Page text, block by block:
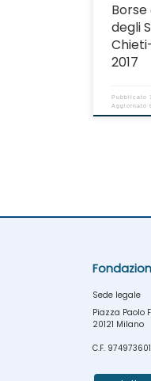
Borse
degli
2017
Pubblicato
Aggiornato
Sede legale
Piazza Paolo
20121 Milano
C.F.